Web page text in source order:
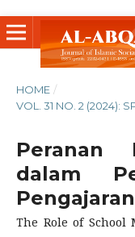
HOME /
VOL. 31 NO. 2 (2024):
Peranan
dalam
The Role of School